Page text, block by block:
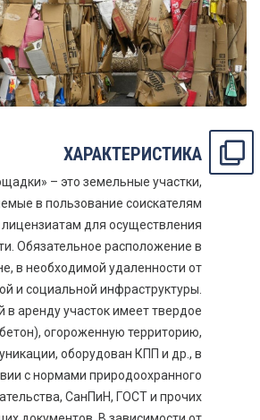
ХАРАКТЕРИСТИКА
– это земельные участки,
в пользование соискателям
для осуществления
Обязательное расположение в
в необходимой удаленности от
и социальной инфраструктуры.
аренду участок имеет твердое
огороженную территорию,
оборудован КПП и др., в
с нормами природоохранного
СанПиН, ГОСТ и прочих